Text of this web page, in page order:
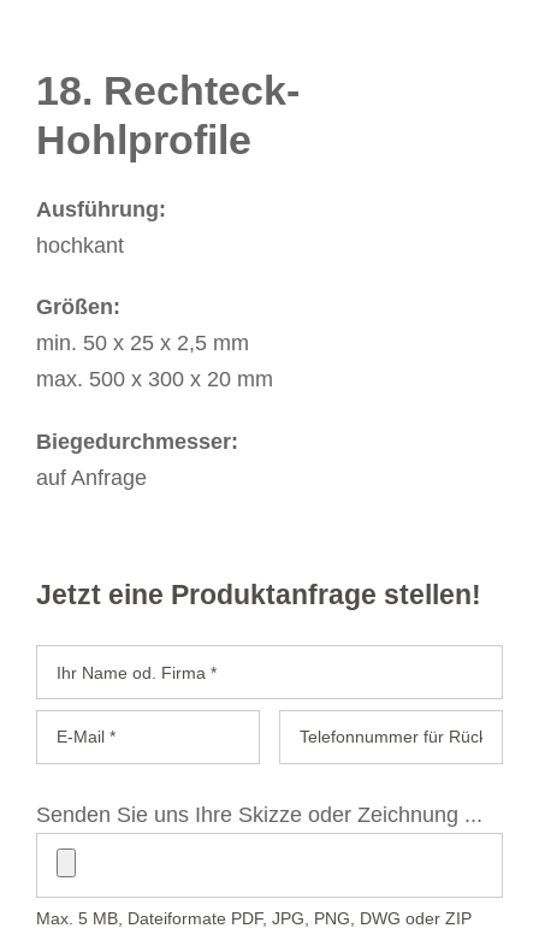
18. Rechteck-
Hohlprofile
Ausführung:
hochkant
Größen:
min. 50 x 25 x 2,5 mm
max. 500 x 300 x 20 mm
Biegedurchmesser:
auf Anfrage
Jetzt eine Produktanfrage stellen!
Senden Sie uns Ihre Skizze oder Zeichnung ...
Max. 5 MB, Dateiformate PDF, JPG, PNG, DWG oder ZIP